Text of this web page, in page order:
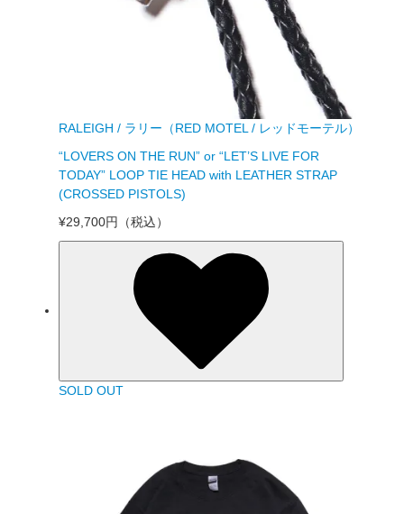
RALEIGH / ラリー（RED MOTEL / レッドモーテル）
“LOVERS ON THE RUN” or “LET’S LIVE FOR
TODAY” LOOP TIE HEAD with LEATHER STRAP
(CROSSED PISTOLS)
¥29,700円
（税込）
SOLD OUT